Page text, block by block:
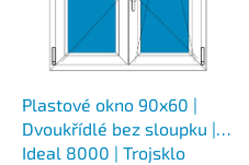
Plastové okno 90x60 |
Dvoukřídlé bez sloupku |
Ideal 8000 | Trojsklo